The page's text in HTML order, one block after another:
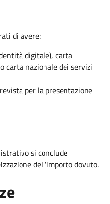
di avere:
digitale), carta
carta nazionale dei servizi
per la presentazione
si conclude
dell'importo dovuto.